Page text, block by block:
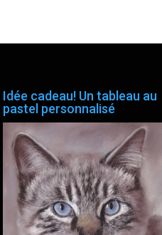
Idée cadeau! Un tableau au
pastel personnalisé